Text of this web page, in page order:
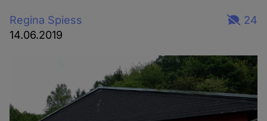
Regina Spiess
14.06.2019
24